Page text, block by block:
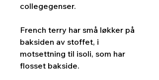
collegegenser.
French terry har små løkker på
baksiden av stoffet, i
motsettning til isoli, som har
flosset bakside.